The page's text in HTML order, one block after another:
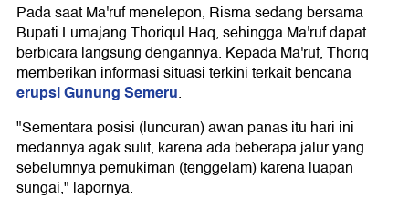
Pada saat Ma'ruf menelepon, Risma sedang bersama
Bupati Lumajang Thoriqul Haq, sehingga Ma'ruf dapat
berbicara langsung dengannya. Kepada Ma'ruf, Thoriq
memberikan informasi situasi terkini terkait bencana
erupsi Gunung Semeru.
"Sementara posisi (luncuran) awan panas itu hari ini
medannya agak sulit, karena ada beberapa jalur yang
sebelumnya pemukiman (tenggelam) karena luapan
sungai," lapornya.